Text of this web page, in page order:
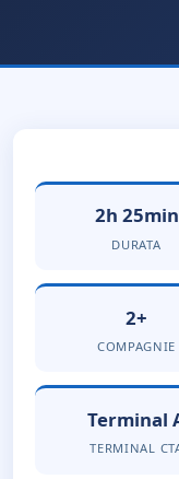
2h 25min
DURATA
2+
COMPAGNIE
Terminal
TERMINAL